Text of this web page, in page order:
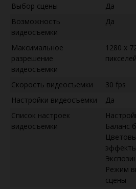
Выбор сцены
Да
Возможность
видеосъемки
Да
Максимальное
разрешение
видеосъемки
1280 x
пикселей
Скорость видеосъемки 30 fps
Настройки видеосъемки
Да
Список настроек
видеосъемки
Баланс
эффекты
Режим
сцены